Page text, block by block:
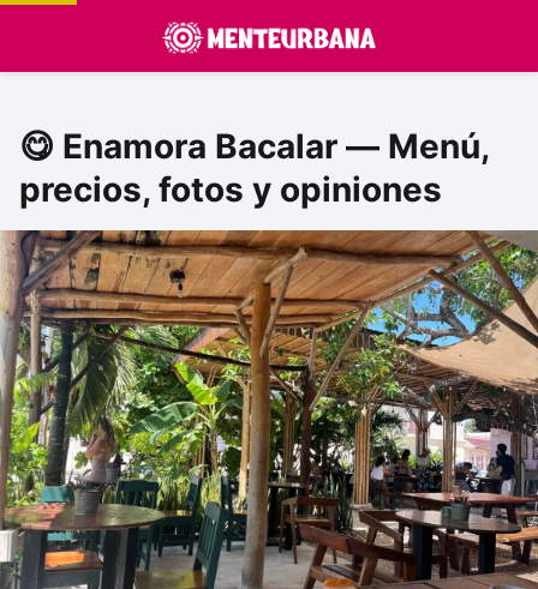
😋 Enamora Bacalar — Menú,
precios, fotos y opiniones